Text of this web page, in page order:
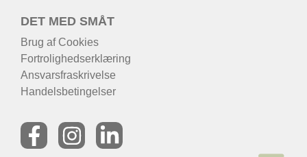
DET MED SMÅT
Brug af Cookies
Fortrolighedserklæring
Ansvarsfraskrivelse
Handelsbetingelser